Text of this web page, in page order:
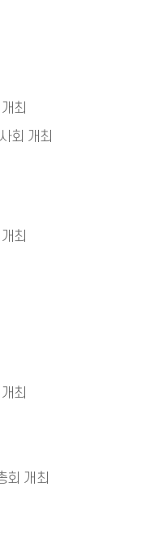
최
회 개최
최
최
회 개최